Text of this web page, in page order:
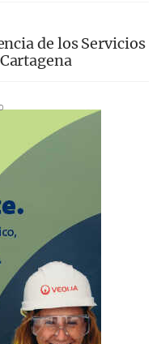
de los Servicios